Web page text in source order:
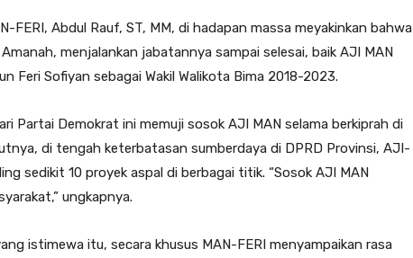
FERI, Abdul Rauf, ST, MM, di hadapan massa meyakinkan bahwa
menjalankan jabatannya sampai selesai, baik AJI MAN
Feri Sofiyan sebagai Wakil Walikota Bima 2018-2023.
Partai Demokrat ini memuji sosok AJI MAN selama berkiprah di
di tengah keterbatasan sumberdaya di DPRD Provinsi, AJI-
sedikit 10 proyek aspal di berbagai titik. “Sosok AJI MAN
ungkapnya.
istimewa itu, secara khusus MAN-FERI menyampaikan rasa